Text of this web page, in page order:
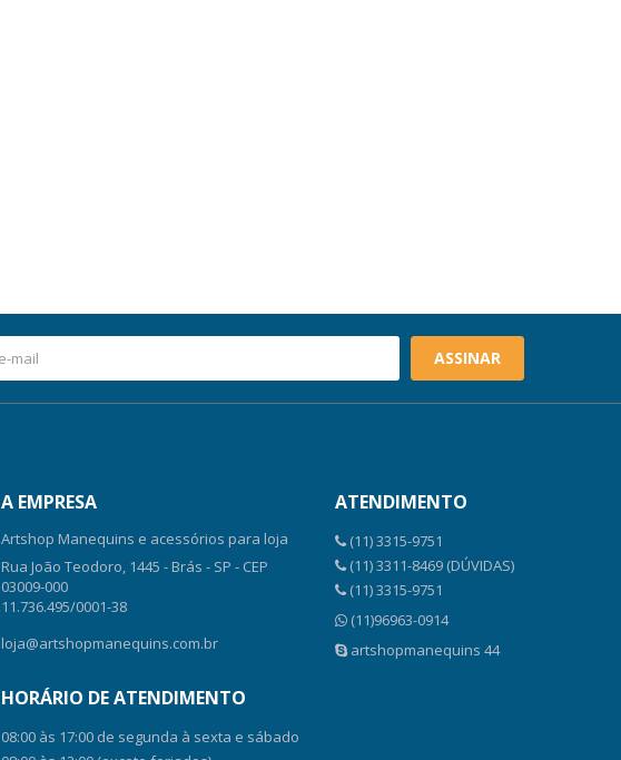
ASSINAR
A EMPRESA
Artshop Manequins e acessórios para loja
Rua João Teodoro, 1445 - Brás - SP - CEP
03009-000
11.736.495/0001-38
loja@artshopmanequins.com.br
HORÁRIO DE ATENDIMENTO
08:00 às 17:00 de segunda à sexta e sábado
ATENDIMENTO
(11) 3315-9751
(11) 3311-8469 (DÚVIDAS)
(11) 3315-9751
(11)96963-0914
artshopmanequins 44